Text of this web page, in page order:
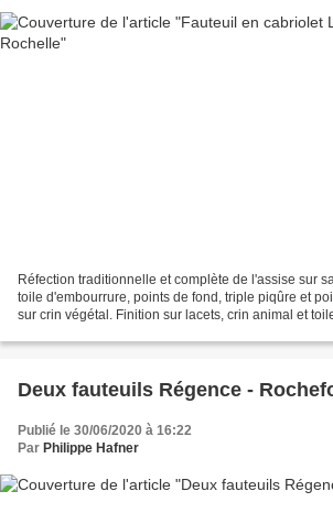
Réfection traditionnelle et complète de l'assise sur
toile d'embourrure, points de fond, triple piqûre et
sur crin végétal. Finition sur lacets, crin animal et
Deux fauteuils Régence -
Publié le 30/06/2020 à 16:22
Par Philippe Hafner